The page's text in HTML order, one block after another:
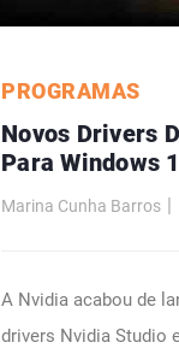
PROGRAMAS
Novos Drivers
Para Windows
Nova
Aliasing
Marina Cunha Barros
A Nvidia acabou de
drivers Nvidia Studio